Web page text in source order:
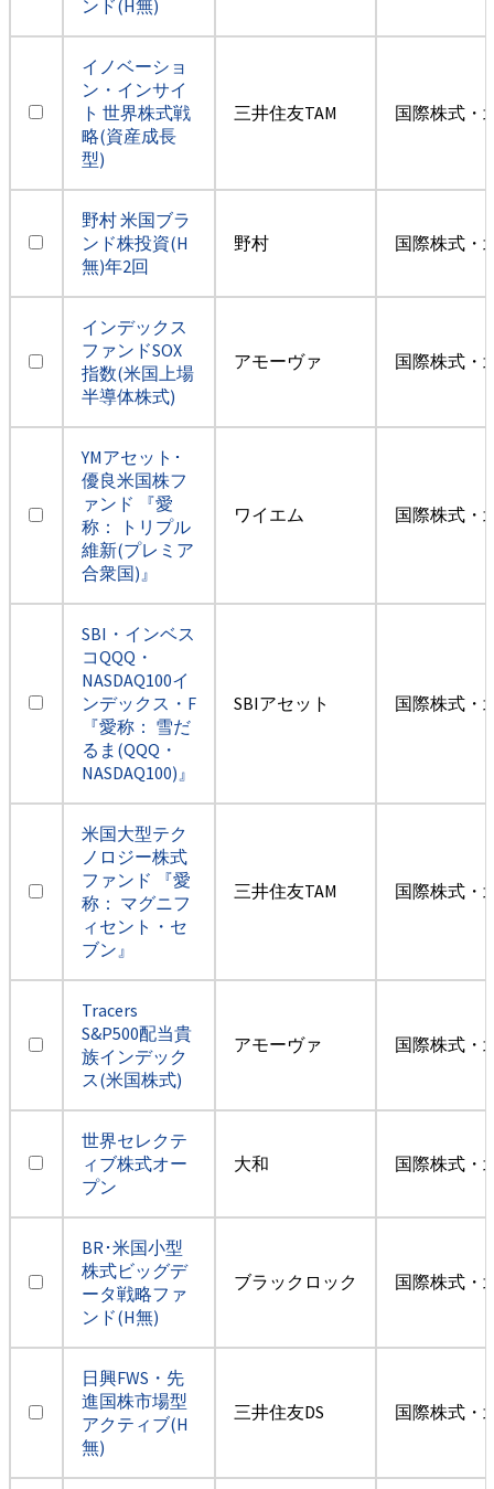
ンド(H無)
イノベーショ
ン・インサイ
ト 世界株式戦
略(資産成長
型)
三井住友TAM 国際株式・
野村 米国ブラ
ンド株投資(H
無)年2回
野村 国際株式・
インデックス
ファンドSOX
指数(米国上場
半導体株式)
アモーヴァ 国際株式・
YMアセット･
優良米国株フ
ァンド 『愛
称： トリプル
維新(プレミア
合衆国)』
ワイエム 国際株式・
SBI・インベス
コQQQ・
NASDAQ100イ
ンデックス・F
『愛称： 雪だ
るま(QQQ・
NASDAQ100)』
SBIアセット 国際株式・
米国大型テク
ノロジー株式
ファンド 『愛
称： マグニフ
ィセント・セ
ブン』
三井住友TAM 国際株式・
Tracers
S&P500配当貴
族インデック
ス(米国株式)
アモーヴァ 国際株式・
世界セレクテ
ィブ株式オー
プン
大和 国際株式・
BR･米国小型
株式ビッグデ
ータ戦略ファ
ンド(H無)
ブラックロック 国際株式・
日興FWS・先
進国株市場型
アクティブ(H
無)
三井住友DS 国際株式・